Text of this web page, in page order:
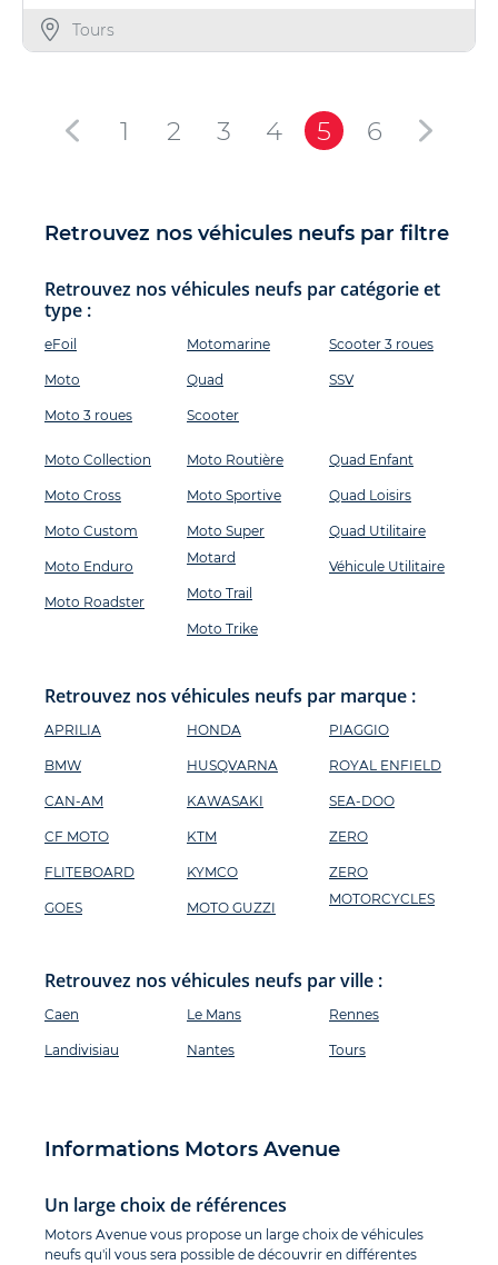
Tours
1 2 3 4 5 6
Retrouvez nos véhicules neufs par filtre
Retrouvez nos véhicules neufs par catégorie et
type :
eFoil
Moto
Moto 3 roues
Motomarine
Quad
Scooter
Scooter 3 roues
SSV
Moto Collection
Moto Cross
Moto Custom
Moto Enduro
Moto Roadster
Moto Routière
Moto Sportive
Moto Super
Motard
Moto Trail
Moto Trike
Quad Enfant
Quad Loisirs
Quad Utilitaire
Véhicule Utilitaire
Retrouvez nos véhicules neufs par marque :
APRILIA
BMW
CAN-AM
CF MOTO
FLITEBOARD
GOES
HONDA
HUSQVARNA
KAWASAKI
KTM
KYMCO
MOTO GUZZI
PIAGGIO
ROYAL ENFIELD
SEA-DOO
ZERO
ZERO
MOTORCYCLES
Retrouvez nos véhicules neufs par ville :
Caen
Landivisiau
Le Mans
Nantes
Rennes
Tours
Informations Motors Avenue
Un large choix de références
Motors Avenue vous propose un large choix de véhicules
neufs qu'il vous sera possible de découvrir en différentes